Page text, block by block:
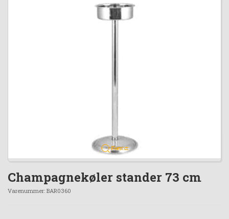
Forstør
Champagnekøler stander 73 cm
Varenummer: BAR0360